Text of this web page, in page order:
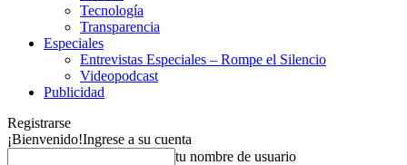
Tecnología
Transparencia
Especiales
Entrevistas Especiales – Rompe el Silencio
Videopodcast
Publicidad
Registrarse
¡Bienvenido!Ingrese a su cuenta
tu nombre de usuario